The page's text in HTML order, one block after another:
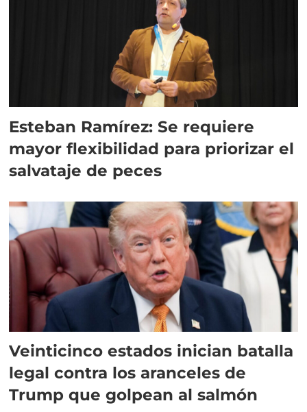
Esteban Ramírez: Se requiere
mayor flexibilidad para priorizar el
salvataje de peces
Veinticinco estados inician batalla
legal contra los aranceles de
Trump que golpean al salmón